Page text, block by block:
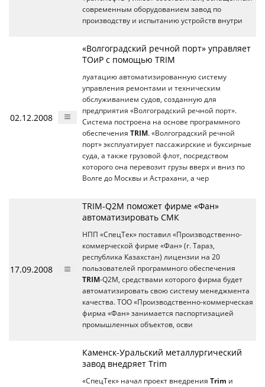
современным оборудованием завод по
производству и испытанию устройств внутри
02.12.2008
«Волгоградский речной порт» управляет
ТОиР с помощью TRIM
луатацию автоматизированную систему
управления ремонтами и техническим
обслуживанием судов, созданную для
предприятия «Волгоградский речной порт».
Система построена на основе программного
обеспечения TRIM. «Волгоградский речной
порт» эксплуатирует пассажирские и буксирные
суда, а также грузовой флот, посредством
которого она перевозит грузы вверх и вниз по
Волге до Москвы и Астрахани, а чер
17.09.2008
TRIM-Q2M поможет фирме «Фан»
автоматизировать СМК
НПП «СпецТек» поставил «Производственно-
коммерческой фирме «Фан» (г. Тараз,
республика Казахстан) лицензии на 20
пользователей программного обеспечения
TRIM-Q2M, средствами которого фирма будет
автоматизировать свою систему менеджмента
качества. ТОО «Производственно-коммерческая
фирма «Фан» занимается паспортизацией
промышленных объектов, осви
Каменск-Уральский металлургический
завод внедряет Trim
«СпецТек» начал проект внедрения Trim и